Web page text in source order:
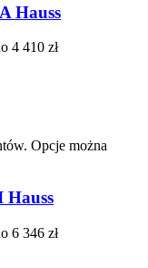
Hauss
4 410 zł
Opcje można
Hauss
6 346 zł